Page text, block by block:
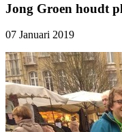
Jong Groen houdt
07 Januari 2019